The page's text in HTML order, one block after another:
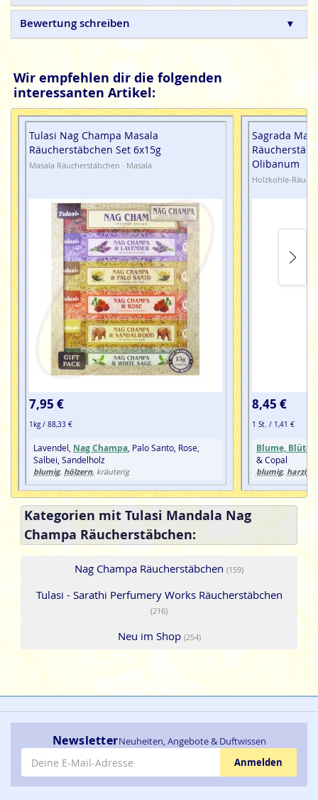
quadratisch und zentriert auf einen Mittelpunkt
ausgerichtet. Es dient der Meditation, Konzentration und
symbolisiert Harmonie, spirituelles Wachstum sowie die
Sarathi, Incense für die Seele.
hergestellte Naturprodukte, ohne tierische, toxische oder
petrochemische Zusätze.
Bewertung schreiben
Wir empfehlen dir die folgenden
interessanten Artikel:
Tulasi Nag Champa Masala
Räucherstäbchen Set 6x15g
Masala Räucherstäbchen · Masala
7,95 €
1kg / 88,33 €
Lavendel, Nag Champa , Palo Santo, Rose,
Salbei, Sandelholz
blumig, hölzern, kräuterig
Sagrada
Olibanum
Holzkohle-
8,45 €
1 St. / 1,41 €
Blume, Blüte
& Copal
blumig, harzig
Kategorien mit Tulasi Mandala Nag
Champa Räucherstäbchen:
Nag Champa Räucherstäbchen (159)
Tulasi - Sarathi Perfumery Works Räucherstäbchen
(216)
Neu im Shop (254)
NewsletterNeuheiten, Angebote & Duftwissen
E-Mail-Adresse
Anmelden